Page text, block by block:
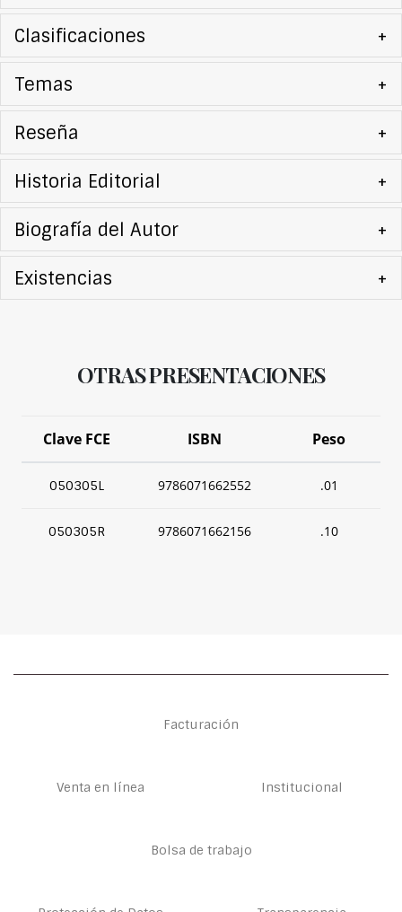
Clasificaciones +
Temas +
Reseña +
Historia Editorial +
Biografía del Autor +
Existencias +
OTRAS PRESENTACIONES
Clave FCE ISBN Peso
050305L 9786071662552 .01
050305R 9786071662156 .10
Facturación
Venta en línea Institucional
Bolsa de trabajo